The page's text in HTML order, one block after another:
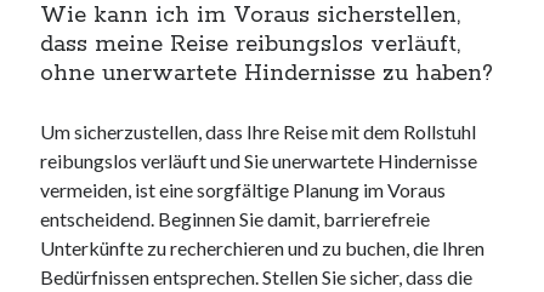
Wie kann ich im Voraus sicherstellen,
dass meine Reise reibungslos verläuft,
ohne unerwartete Hindernisse zu haben?
Um sicherzustellen, dass Ihre Reise mit dem Rollstuhl
reibungslos verläuft und Sie unerwartete Hindernisse
vermeiden, ist eine sorgfältige Planung im Voraus
entscheidend. Beginnen Sie damit, barrierefreie
Unterkünfte zu recherchieren und zu buchen, die Ihren
Bedürfnissen entsprechen. Stellen Sie sicher, dass die